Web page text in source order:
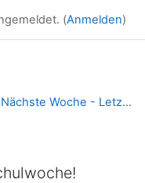
(Anmelden)
Nächste Woche - Letzte Schulwoche!